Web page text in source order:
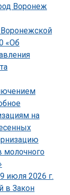
Воронеж
Воронежской
«Об
на
молочного
июля 2026 г.
в Закон